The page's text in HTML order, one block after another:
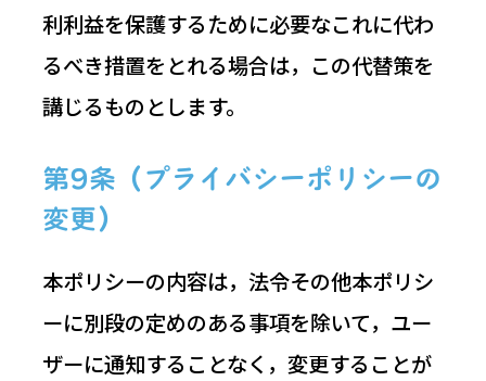
利利益を保護するために必要なこれに代わ
るべき措置をとれる場合は，この代替策を
講じるものとします。
第9条（プライバシーポリシーの
変更）
本ポリシーの内容は，法令その他本ポリシ
ーに別段の定めのある事項を除いて，ユー
ザーに通知することなく，変更することが